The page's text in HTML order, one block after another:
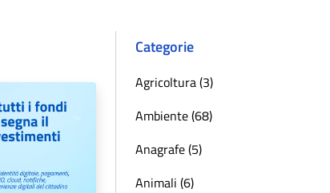
Categorie
Agricoltura (3)
Ambiente (68)
Anagrafe (5)
Animali (6)